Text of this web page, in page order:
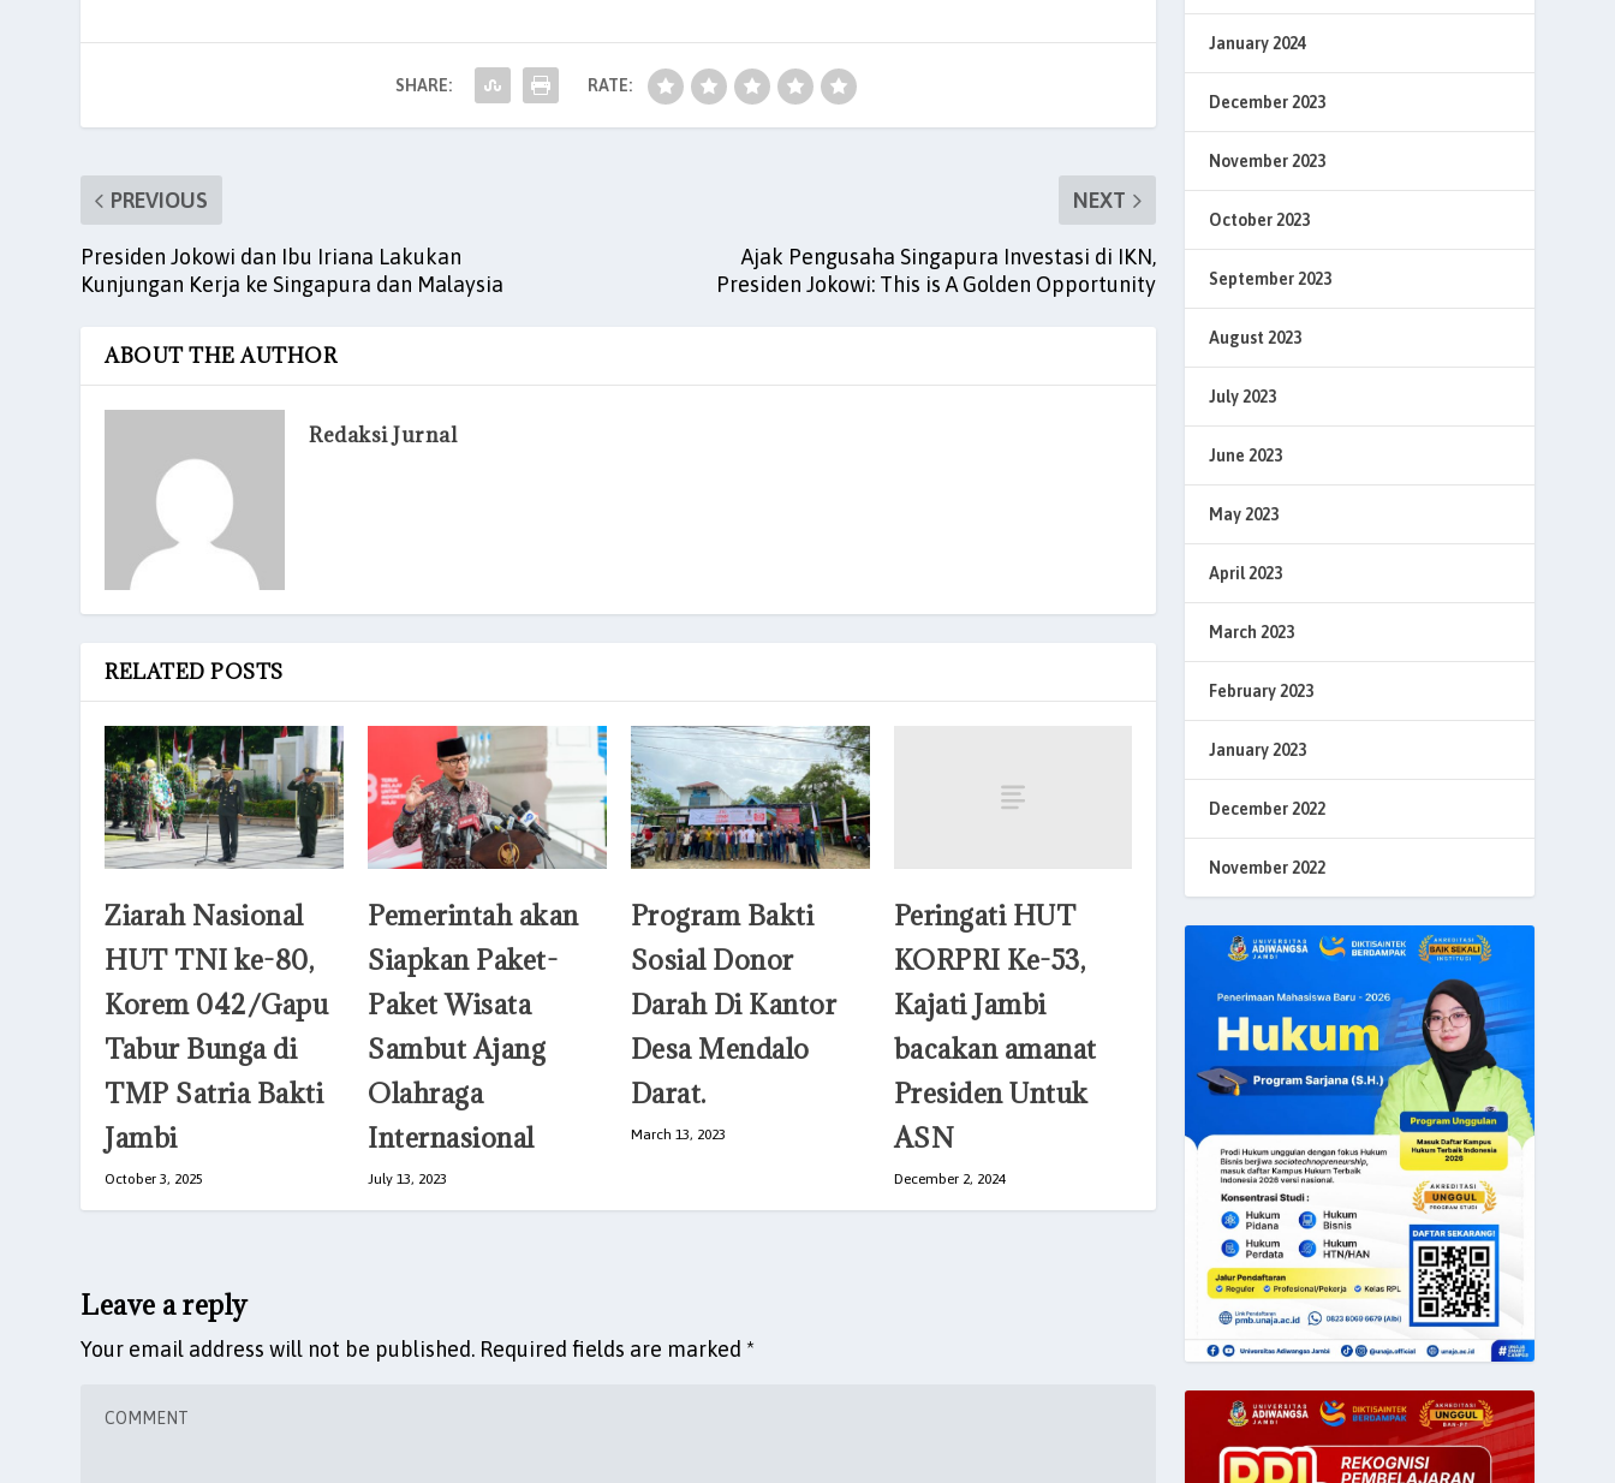
b
A dI
n
t
SHARE: RATE:
PREVIOUS
Presiden Jokowi dan Ibu Iriana Lakukan
Kunjungan Kerja ke Singapura dan Malaysia
NEXT
Ajak Pengusaha Singapura Investasi di IKN,
Presiden Jokowi: This is A Golden Opportunity
ABOUT THE AUTHOR
Redaksi Jurnal
RELATED POSTS
Ziarah Nasional
HUT TNI ke-80,
Korem 042/Gapu
Tabur Bunga di
TMP Satria Bakti
Jambi
October 3, 2025
Pemerintah akan
Siapkan Paket-
Paket Wisata
Sambut Ajang
Olahraga
Internasional
July 13, 2023
Program Bakti
Sosial Donor
Darah Di Kantor
Desa Mendalo
Darat.
March 13, 2023
Peringati HUT
KORPRI Ke-53,
Kajati Jambi
bacakan amanat
Presiden Untuk
ASN
December 2, 2024
Leave a reply
Your email address will not be published. Required fields are marked *
January 2024
December 2023
November 2023
October 2023
September 2023
August 2023
July 2023
June 2023
May 2023
April 2023
March 2023
February 2023
January 2023
December 2022
November 2022